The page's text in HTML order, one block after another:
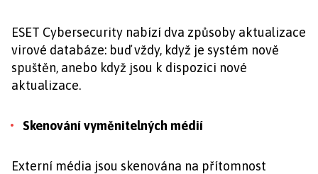
ESET Cybersecurity nabízí dva způsoby aktualizace
virové databáze: buď vždy, když je systém nově
spuštěn, anebo když jsou k dispozici nové
aktualizace.
Skenování vyměnitelných médií
Externí média jsou skenována na přítomnost